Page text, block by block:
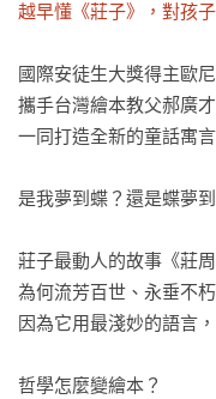
越早懂《莊子》，對孩
國際安徒生大獎得主歐
攜手台灣繪本教父郝廣才
一同打造全新的童話寓言
是我夢到蝶？還是蝶夢到
莊子最動人的故事《莊周
為何流芳百世、永垂不朽
因為它用最淺妙的語言
哲學怎麼變繪本？